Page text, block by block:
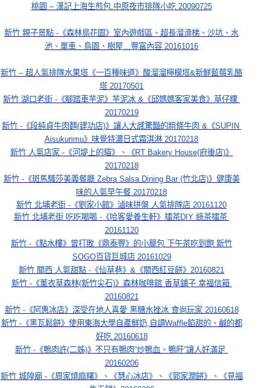
桃園 – 漢記上海生煎包.中原夜市排隊小吃 20090725
新竹 親子景點 -《森林鳥花園》室內遊戲區、超長溜滑梯、沙坑、水
池、單車、鳥園、樹屋…豐富內容 20161016
新竹 – 超人氣排隊水果塔《一百種味道》酸溜溜檸檬塔&新鮮藍莓乳酪
塔 20170501
新竹 湖口老街 -《腳踏車芋泥》芋泥冰 &《邱媽媽客家美食》草仔粿
20170219
新竹 -《段純貞牛肉麵(建功店)》讓人大感驚豔的粗條牛肉 &《SUPIN
Aisukurimu》味覺特濃日式霜淇淋 20170218
新竹 人氣店家 -《河堤上的貓》、《RT Bakery House(府後店)》
20170218
新竹 -《斑馬騷莎美義餐廳 Zebra Salsa Dining Bar (竹北店)》健康美
味的人氣早午餐 20170218
新竹 北埔老街 -《劉家小館》滷味拼盤 人氣排隊店 20161120
新竹 北埔老街 吃吃喝喝 -《哈客愛養生軒》擂茶DIY 綠茶擂茶
20161120
新竹 -《點水樓》曾打敗《鼎泰豐》的小籠包 下午茶吃到飽 新竹
SOGO百貨巨城店 20161029
新竹 關西 人氣甜點 -《仙草巷》&《關西紅豆餅》20160821
新竹 -《薰衣草森林(新竹尖石)》森林咖啡館 香草鋪子 幸福信箱
20160821
新竹 -《阿惠冰店》深受在地人喜愛 黑糖水挫冰 食尚玩家 20160618
新竹 -《黑瓦鬆餅》使用東海大學自產鮮奶,自調Waffle餡甜的、鹹的都
好吃 20160618
新竹 -《鴨肉許(二姊)》不只有鴨肉”炒鴨血、鴨肝”讓人好滿足
20160206
新竹 城隍廟 -《周家燒麻糬》、《慧心冰店》、《郭家潤餅》、《見福